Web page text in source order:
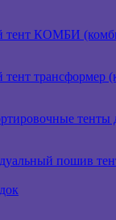
тент КОМБИ
тент трансформер
тенты
пошив